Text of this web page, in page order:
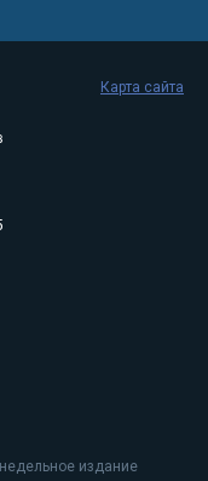
издание
Карта сайта